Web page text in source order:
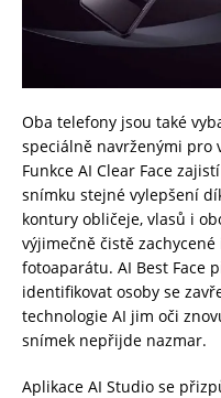
Oba telefony jsou také
speciálně navrženými pro
Funkce AI Clear Face
snímku stejné vylepšení
kontury obličeje, vlasů i
výjimečně čistě
fotoaparátu. AI Best Face
identifikovat osoby se
technologie AI jim oči
snímek nepřijde nazmar.
Aplikace AI Studio se